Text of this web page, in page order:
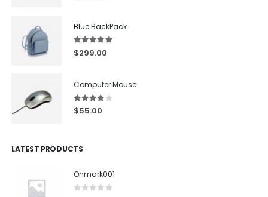
Blue BackPack
5.00out of 5
$299.00
Computer Mouse
4.00out of 5
$55.00
LATEST PRODUCTS
Onmark001